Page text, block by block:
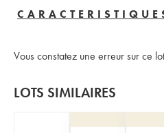
Vous constatez une erreur sur ce
LOTS SIMILAIRES